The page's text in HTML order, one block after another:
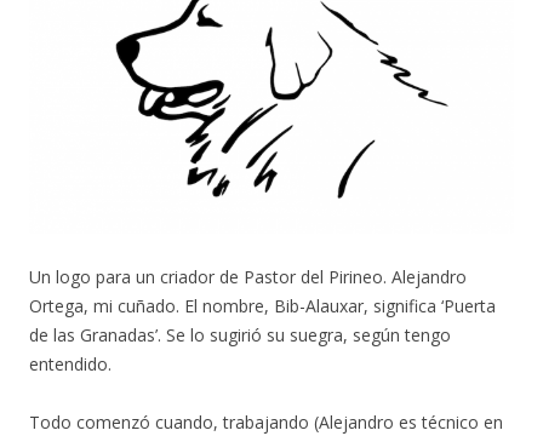
Un logo para un criador de Pastor del Pirineo. Alejandro
Ortega, mi cuñado. El nombre, Bib-Alauxar, significa ‘Puerta
de las Granadas’. Se lo sugirió su suegra, según tengo
entendido.
Todo comenzó cuando, trabajando (Alejandro es técnico en